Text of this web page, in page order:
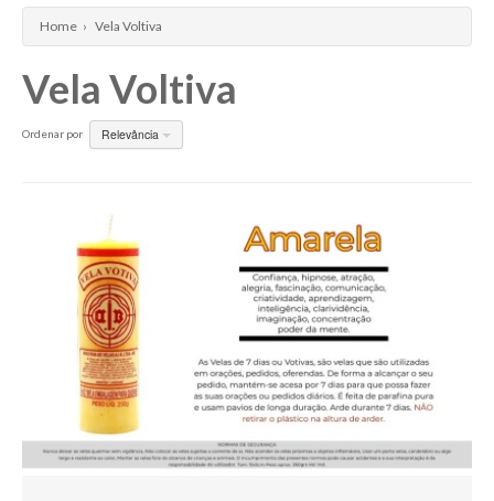
Home › Vela Voltiva
Vela Voltiva
Ordenar por Relevância